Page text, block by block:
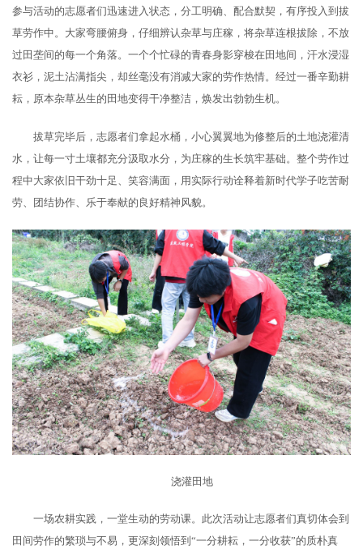
参与活动的志愿者们迅速进入状态，分工明确、配合默契，有序投入到拔
草劳作中。大家弯腰俯身，仔细辨认杂草与庄稼，将杂草连根拔除，不放
过田垄间的每一个角落。一个个忙碌的青春身影穿梭在田地间，汗水浸湿
衣衫，泥土沾满指尖，却丝毫没有消减大家的劳作热情。经过一番辛勤耕
耘，原本杂草丛生的田地变得干净整洁，焕发出勃勃生机。
拔草完毕后，志愿者们拿起水桶，小心翼翼地为修整后的土地浇灌清
水，让每一寸土壤都充分汲取水分，为庄稼的生长筑牢基础。整个劳作过
程中大家依旧干劲十足、笑容满面，用实际行动诠释着新时代学子吃苦耐
劳、团结协作、乐于奉献的良好精神风貌。
浇灌田地
一场农耕实践，一堂生动的劳动课。此次活动让志愿者们真切体会到
田间劳作的繁琐与不易，更深刻领悟到“一分耕耘，一分收获”的质朴真